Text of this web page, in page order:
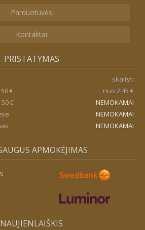
Parduotuvės
Kontaktai
PRISTATYMAS
skaityti
€
nuo 2.45 €
€
NEMOKAMAI
NEMOKAMAI
NEMOKAMAI
APMOKĖJIMAS
NAUJIENLAIŠKIS